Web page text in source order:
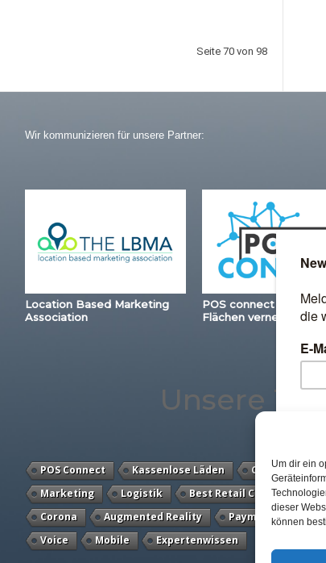
Um dir ein
dieser
können
Seite 70 von 98
Wir kommunizieren für unsere Partner:
Location Based Marketing
Association
POS connect –
Flächen vernetzen
Unsere
POS Connect Kassenlose Läden Commerce
Marketing
Logistik Best Retail Cases
Corona
Augmented Reality Payment
Voice
Mobile Expertenwissen